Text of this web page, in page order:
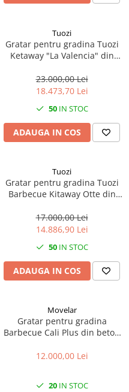
Tuozi
Gratar pentru gradina Tuozi
Ketaway "La Valencia" din
cm
23.000,00 Lei
18.473,70 Lei
50IN STOC
ADAUGA IN COS
Tuozi
Gratar pentru gradina Tuozi
Barbecue Kitaway Otte din
17.000,00 Lei
14.886,90 Lei
50IN STOC
ADAUGA IN COS
Movelar
Gratar pentru gradina
Barbecue Cali Plus din beton
cm
12.000,00 Lei
20IN STOC